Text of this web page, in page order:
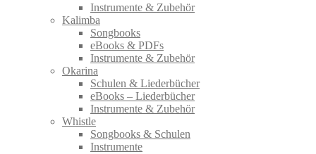
Instrumente & Zubehör
Kalimba
Songbooks
eBooks & PDFs
Instrumente & Zubehör
Okarina
Schulen & Liederbücher
eBooks – Liederbücher
Instrumente & Zubehör
Whistle
Songbooks & Schulen
Instrumente